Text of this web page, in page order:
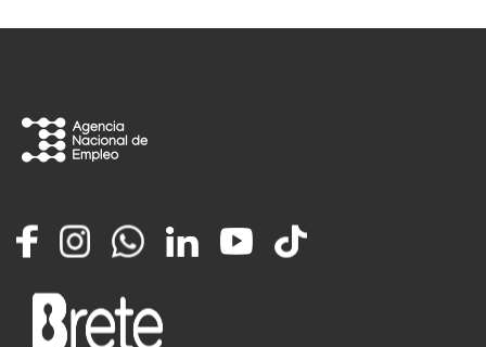
FacebookInstagramWhatsappLinkedInYouTube
TikTok